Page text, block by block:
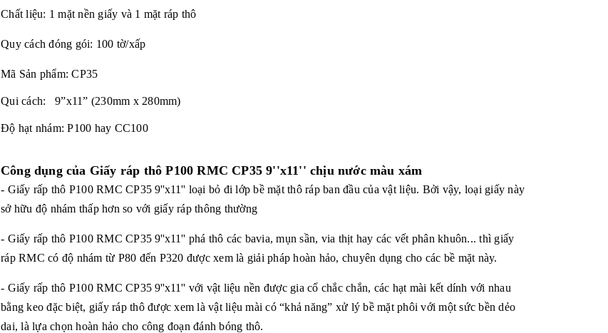
Chất liệu: 1 mặt nền giấy và 1 mặt ráp thô
Quy cách đóng gói: 100 tờ/xấp
Mã Sản phẩm: CP35
Qui cách: 9”x11” (230mm x 280mm)
Độ hạt nhám: P100 hay CC100
Công dụng của Giấy ráp thô P100 RMC CP35 9''x11'' chịu nước màu xám
- Giấy rấp thô P100 RMC CP359''x11'' loại bỏ đi lớp bề mặt thô ráp ban đầu của vật liệu. Bởi vậy, loại giấy này
sở hữu độ nhám thấp hơn so với giấy ráp thông thường
- Giấy rấp thô P100 RMC CP359''x11'' phá thô các bavia, mụn sần, via thịt hay các vết phân khuôn... thì giấy
ráp RMC có độ nhám từ P80 đến P320 được xem là giải pháp hoàn hảo, chuyên dụng cho các bề mặt này.
- Giấy rấp thô P100 RMC CP359''x11'' với vật liệu nền được gia cố chắc chắn, các hạt mài kết dính với nhau
bằng keo đặc biệt, giấy ráp thô được xem là vật liệu mài có “khả năng” xử lý bề mặt phôi với một sức bền dẻo
dai, là lựa chọn hoàn hảo cho công đoạn đánh bóng thô.